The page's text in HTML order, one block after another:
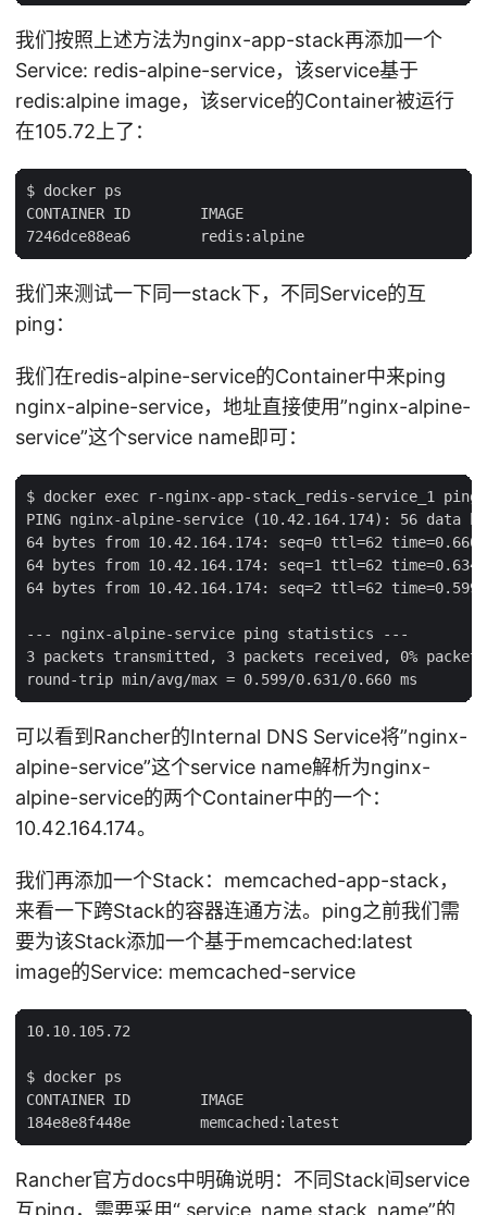
我们按照上述方法为nginx-app-stack再添加一个
Service: redis-alpine-service，该service基于
redis:alpine image，该service的Container被运行
在105.72上了：
$ docker ps
CONTAINER ID        IMAGE
我们来测试一下同一stack下，不同Service的互
ping：
我们在redis-alpine-service的Container中来ping
nginx-alpine-service，地址直接使用”nginx-alpine-
service”这个service name即可：
$ docker exec r-nginx-app-stack_redis-service_1
PING nginx-alpine-service (10.42.164.174): 56 data
64 bytes from 10.42.164.174: seq=0 ttl=62 time=0.660
64 bytes from 10.42.164.174: seq=1 ttl=62 time=0.634
64 bytes from 10.42.164.174: seq=2 ttl=62 time=0.599
--- nginx-alpine-service ping statistics ---
3 packets transmitted, 3 packets received, 0% packet
可以看到Rancher的Internal DNS Service将”nginx-
alpine-service”这个service name解析为nginx-
alpine-service的两个Container中的一个：
10.42.164.174。
我们再添加一个Stack：memcached-app-stack，
来看一下跨Stack的容器连通方法。ping之前我们需
要为该Stack添加一个基于memcached:latest
image的Service: memcached-service
10.10.105.72
$ docker ps
CONTAINER ID        IMAGE
Rancher官方docs中明确说明：不同Stack间service
互ping，需要采用“ service_name.stack_name”的